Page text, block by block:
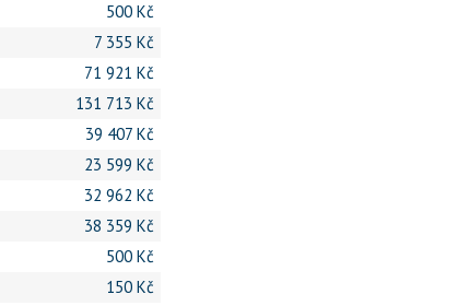
500 Kč
7 355 Kč
71 921 Kč
131 713 Kč
39 407 Kč
23 599 Kč
32 962 Kč
38 359 Kč
500 Kč
150 Kč